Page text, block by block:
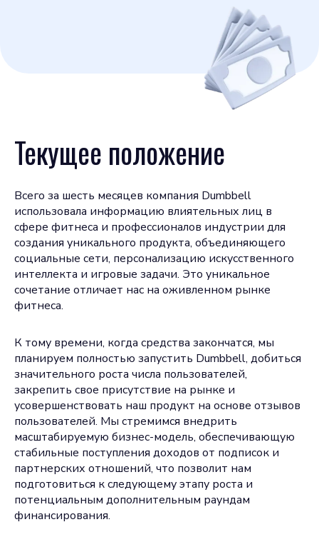
Текущее положение
Всего за шесть месяцев компания Dumbbell
использовала информацию влиятельных лиц в
сфере фитнеса и профессионалов индустрии для
создания уникального продукта, объединяющего
социальные сети, персонализацию искусственного
интеллекта и игровые задачи. Это уникальное
сочетание отличает нас на оживленном рынке
фитнеса.
К тому времени, когда средства закончатся, мы
планируем полностью запустить Dumbbell, добиться
значительного роста числа пользователей,
закрепить свое присутствие на рынке и
усовершенствовать наш продукт на основе отзывов
пользователей. Мы стремимся внедрить
масштабируемую бизнес-модель, обеспечивающую
стабильные поступления доходов от подписок и
партнерских отношений, что позволит нам
подготовиться к следующему этапу роста и
потенциальным дополнительным раундам
финансирования.